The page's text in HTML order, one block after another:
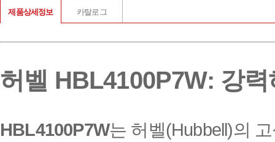
제품상세정보 카탈로그
허벨 HBL4100P7W: 강
HBL4100P7W는 허벨(Hubbell)의